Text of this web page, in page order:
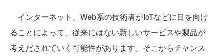
インターネット、Web系の技術者がIoTなどに目を向け
ることによって、従来にはない新しいサービスや製品が
考えだされていく可能性があります。そこからチャンス